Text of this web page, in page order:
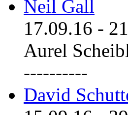
Neil Gall
17.09.16 -
Aurel
----------
David